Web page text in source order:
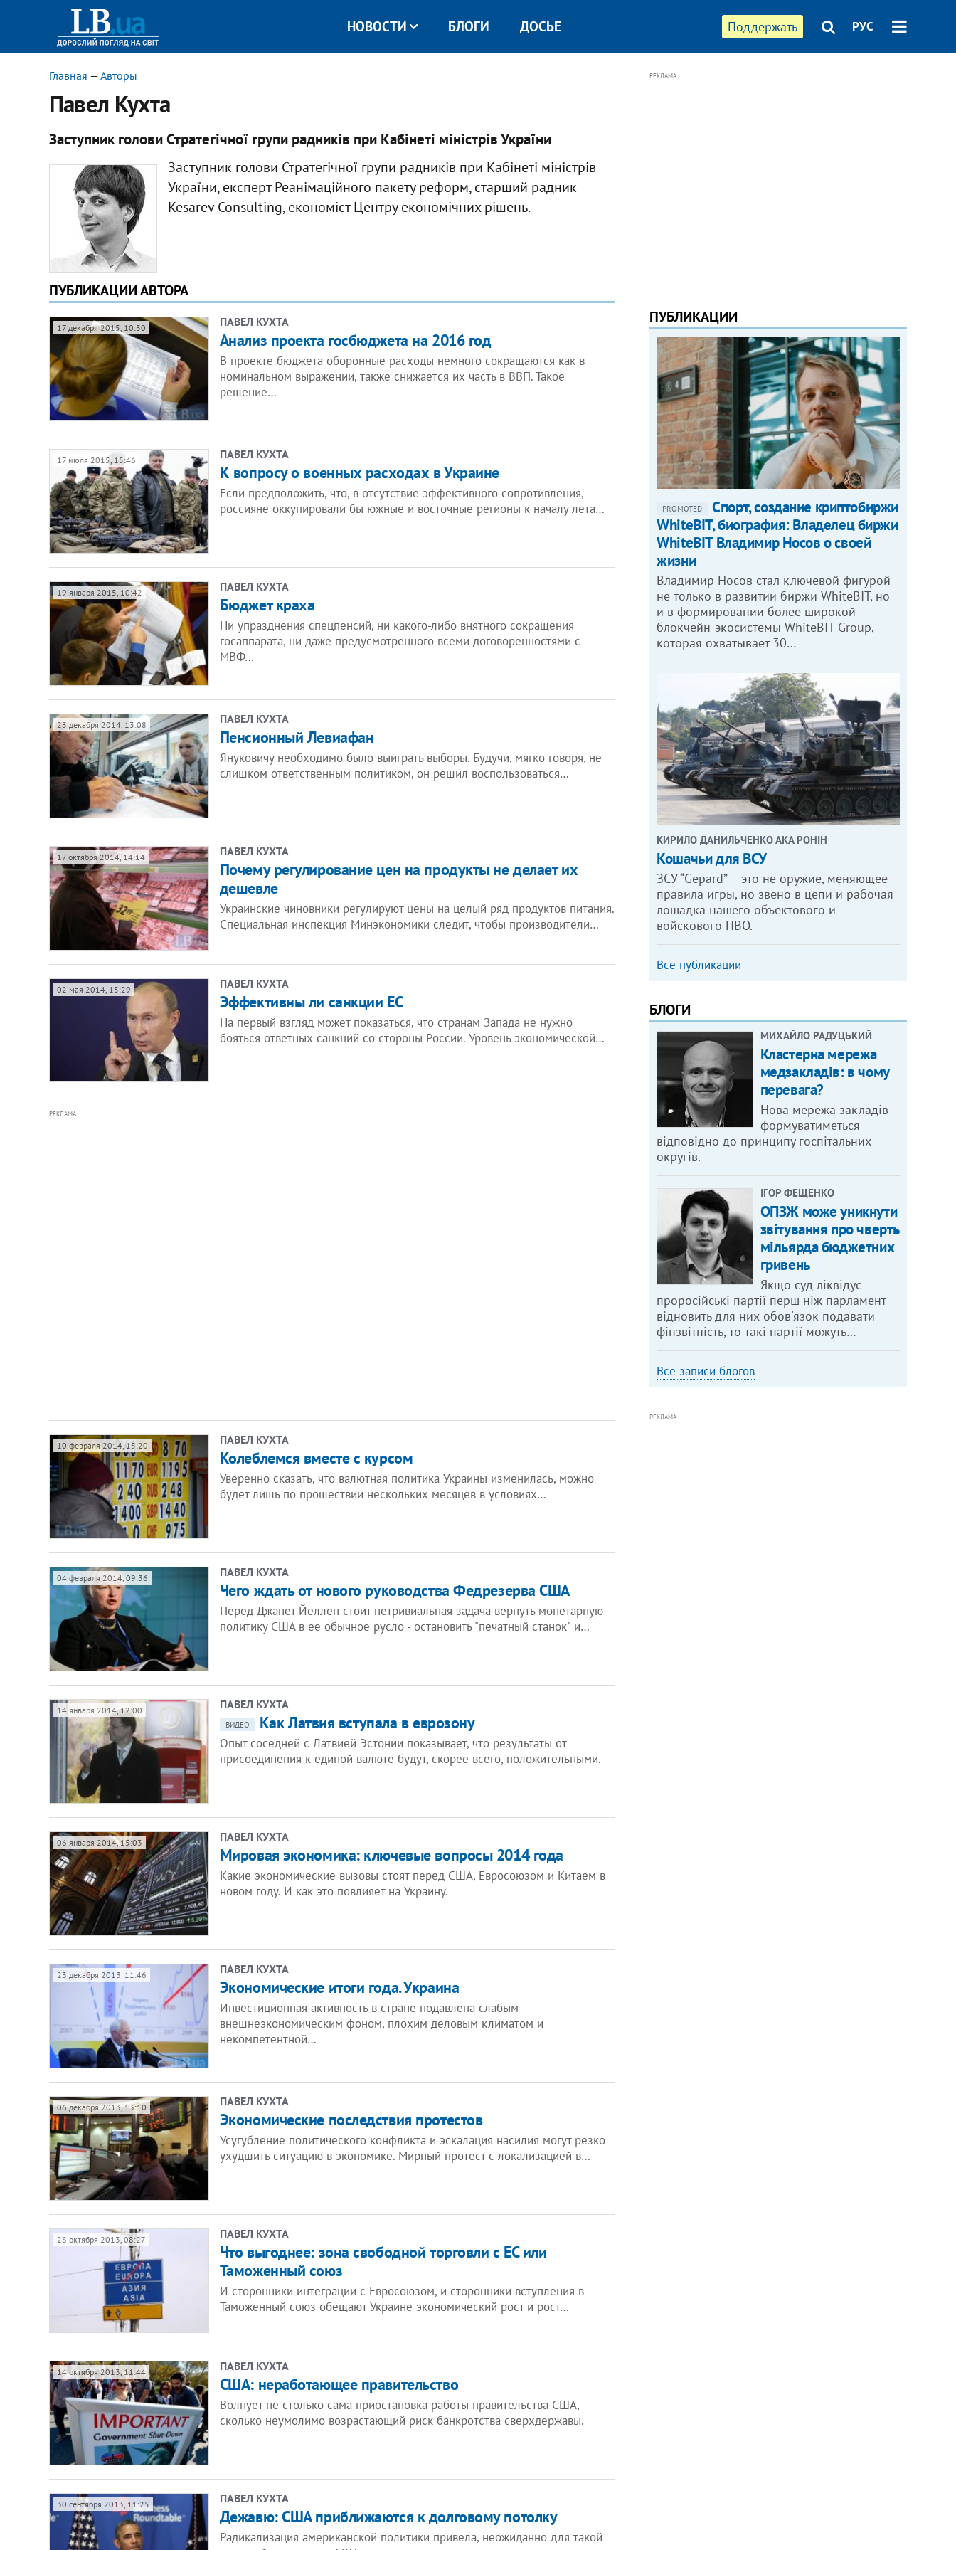
Поддержать РУС
НОВОСТИ БЛОГИ ДОСЬЕ
Главная —Авторы
Павел Кухта
Заступник голови Стратегічної групи радників при Кабінеті міністрів України
Заступник голови Стратегічної групи радників при Кабінеті міністрів
України, експерт Реанімаційного пакету реформ, старший радник
Kesarev Consulting, економіст Центру економічних рішень.
ПУБЛИКАЦИИ АВТОРА
17 декабря 2015, 10:30 ПАВЕЛ КУХТА
Анализ проекта госбюджета на 2016 год
В проекте бюджета оборонные расходы немного сокращаются как в
номинальном выражении, также снижается их часть в ВВП. Такое
решение…
17 июля 2015, 15:46 ПАВЕЛ КУХТА
К вопросу о военных расходах в Украине
Если предположить, что, в отсутствие эффективного сопротивления,
россияне оккупировали бы южные и восточные регионы к началу лета…
19 января 2015, 10:42 ПАВЕЛ КУХТА
Бюджет краха
Ни упразднения спецпенсий, ни какого-либо внятного сокращения
госаппарата, ни даже предусмотренного всеми договоренностями с
МВФ…
23 декабря 2014, 13:08 ПАВЕЛ КУХТА
Пенсионный Левиафан
Януковичу необходимо было выиграть выборы. Будучи, мягко говоря, не
слишком ответственным политиком, он решил воспользоваться…
17 октября 2014, 14:14 ПАВЕЛ КУХТА
Почему регулирование цен на продукты не делает их
дешевле
Украинские чиновники регулируют цены на целый ряд продуктов питания.
Специальная инспекция Минэкономики следит, чтобы производители…
02 мая 2014, 15:29 ПАВЕЛ КУХТА
Эффективны ли санкции ЕС
На первый взгляд может показаться, что странам Запада не нужно
бояться ответных санкций со стороны России. Уровень экономической…
РЕКЛАМА
10 февраля 2014, 15:20 ПАВЕЛ КУХТА
Колеблемся вместе с курсом
Уверенно сказать, что валютная политика Украины изменилась, можно
будет лишь по прошествии нескольких месяцев в условиях…
04 февраля 2014, 09:36 ПАВЕЛ КУХТА
Чего ждать от нового руководства Федрезерва США
Перед Джанет Йеллен стоит нетривиальная задача вернуть монетарную
политику США в ее обычное русло - остановить "печатный станок" и…
14 января 2014, 12:00 ПАВЕЛ КУХТА
ВИДЕО Как Латвия вступала в еврозону
Опыт соседней с Латвией Эстонии показывает, что результаты от
присоединения к единой валюте будут, скорее всего, положительными.
06 января 2014, 15:03 ПАВЕЛ КУХТА
Мировая экономика: ключевые вопросы 2014 года
Какие экономические вызовы стоят перед США, Евросоюзом и Китаем в
новом году. И как это повлияет на Украину.
23 декабря 2013, 11:46 ПАВЕЛ КУХТА
Экономические итоги года. Украина
Инвестиционная активность в стране подавлена слабым
внешнеэкономическим фоном, плохим деловым климатом и
некомпетентной…
06 декабря 2013, 13:10 ПАВЕЛ КУХТА
Экономические последствия протестов
Усугубление политического конфликта и эскалация насилия могут резко
ухудшить ситуацию в экономике. Мирный протест с локализацией в…
28 октября 2013, 08:27 ПАВЕЛ КУХТА
Что выгоднее: зона свободной торговли с ЕС или
Таможенный союз
И сторонники интеграции с Евросоюзом, и сторонники вступления в
Таможенный союз обещают Украине экономический рост и рост…
14 октября 2013, 11:44 ПАВЕЛ КУХТА
CША: неработающее правительство
Волнует не столько сама приостановка работы правительства США,
сколько неумолимо возрастающий риск банкротства сверхдержавы.
30 сентября 2013, 11:25 ПАВЕЛ КУХТА
Дежавю: США приближаются к долговому потолку
Радикализация американской политики привела, неожиданно для такой
РЕКЛАМА
ПУБЛИКАЦИИ
PROMOTED
Спорт, создание криптобиржи
WhiteBIT, биография: Владелец биржи
WhiteBIT Владимир Носов о своей
жизни
Владимир Носов стал ключевой фигурой
не только в развитии биржи WhiteBIT, но
и в формировании более широкой
блокчейн-экосистемы WhiteBIT Group,
которая охватывает 30…
КИРИЛО ДАНИЛЬЧЕНКО АКА РОНІН
Кошачьи для ВСУ
ЗСУ “Gepard” – это не оружие, меняющее
правила игры, но звено в цепи и рабочая
лошадка нашего объектового и
войскового ПВО.
Все публикации
БЛОГИ
МИХАЙЛО РАДУЦЬКИЙ
Кластерна мережа
медзакладів: в чому
перевага?
Нова мережа закладів
формуватиметься
відповідно до принципу госпітальних
округів.
ІГОР ФЕЩЕНКО
ОПЗЖ може уникнути
звітування про чверть
мільярда бюджетних
гривень
Якщо суд ліквідує
проросійські партії перш ніж парламент
відновить для них обов'язок подавати
фінзвітність, то такі партії можуть…
Все записи блогов
РЕКЛАМА